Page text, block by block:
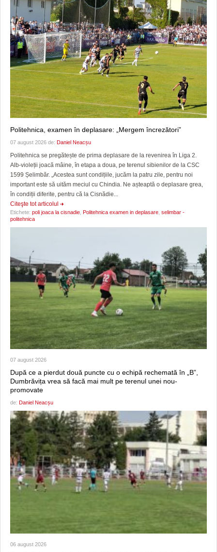
Politehnica, examen în deplasare: „Mergem încrezători”
07 august 2026 de: Daniel Neacșu
Politehnica se pregătește de prima deplasare de la revenirea în Liga 2.
Alb-violeții joacă mâine, în etapa a doua, pe terenul sibienilor de la CSC
1599 Șelimbăr. „Acestea sunt condițiile, jucăm la patru zile, pentru noi
important este să uităm meciul cu Chindia. Ne așteaptă o deplasare grea,
în condiții diferite, pentru că la Cisnădie...
Citeşte tot articolul
Etichete: poli joaca la cisnadie Politehnica examen in deplasare selimbar -
politehnica
07 august 2026
După ce a pierdut două puncte cu o echipă rechemată în „B”,
Dumbrăvița vrea să facă mai mult pe terenul unei nou-
promovate
de: Daniel Neacșu
06 august 2026